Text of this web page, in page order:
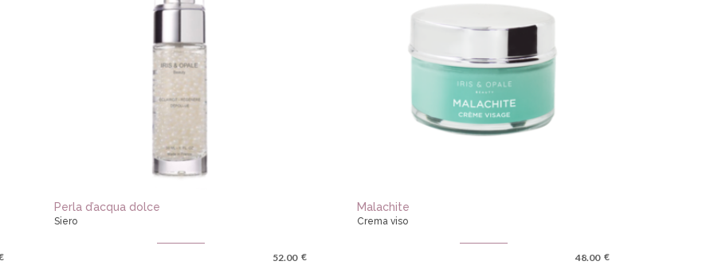
Perla d’acqua dolce
Siero
52.00 €
Malachite
Crema viso
48.00 €